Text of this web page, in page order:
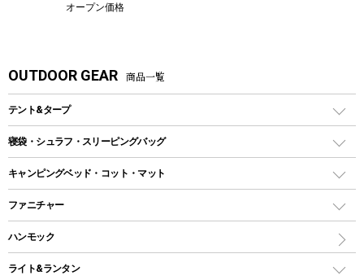
オープン価格
OUTDOOR GEAR 商品一覧
テント&タープ
テント
ツールームテント
ワンポールテント
シェルターテント
寝袋・シュラフ・スリーピングバッグ
レクタングラー型（封筒型）シュラフ
インナーシュラフ
キャンピングベッド・コット・マット
キャンピングベッド・コット
インフレータブルマット
ファニチャー
アウトドアテーブル
ハンモック
ライト&ランタン